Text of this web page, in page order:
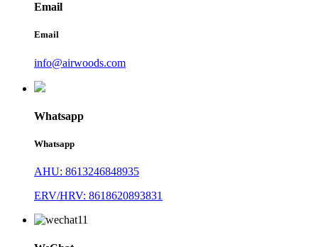
Email
Email
info@airwoods.com
Whatsapp
Whatsapp
AHU: 8613246848935
ERV/HRV: 8618620893831